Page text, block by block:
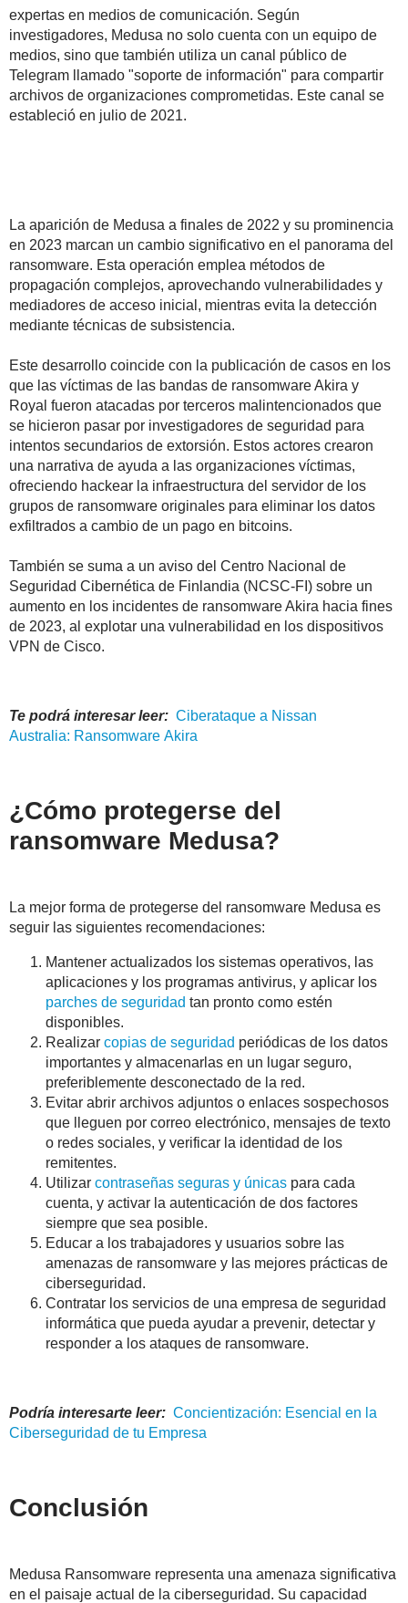
expertas en medios de comunicación. Según
investigadores, Medusa no solo cuenta con un equipo de
medios, sino que también utiliza un canal público de
Telegram llamado "soporte de información" para compartir
archivos de organizaciones comprometidas. Este canal se
estableció en julio de 2021.
La aparición de Medusa a finales de 2022 y su prominencia
en 2023 marcan un cambio significativo en el panorama del
ransomware. Esta operación emplea métodos de
propagación complejos, aprovechando vulnerabilidades y
mediadores de acceso inicial, mientras evita la detección
mediante técnicas de subsistencia.
Este desarrollo coincide con la publicación de casos en los
que las víctimas de las bandas de ransomware Akira y
Royal fueron atacadas por terceros malintencionados que
se hicieron pasar por investigadores de seguridad para
intentos secundarios de extorsión. Estos actores crearon
una narrativa de ayuda a las organizaciones víctimas,
ofreciendo hackear la infraestructura del servidor de los
grupos de ransomware originales para eliminar los datos
exfiltrados a cambio de un pago en bitcoins.
También se suma a un aviso del Centro Nacional de
Seguridad Cibernética de Finlandia (NCSC-FI) sobre un
aumento en los incidentes de ransomware Akira hacia fines
de 2023, al explotar una vulnerabilidad en los dispositivos
VPN de Cisco.
Te podrá interesar leer: Ciberataque a Nissan
Australia: Ransomware Akira
¿Cómo protegerse del
ransomware Medusa?
La mejor forma de protegerse del ransomware Medusa es
seguir las siguientes recomendaciones:
Mantener actualizados los sistemas operativos, las
aplicaciones y los programas antivirus, y aplicar los
parches de seguridad tan pronto como estén
disponibles.
Realizar copias de seguridad periódicas de los datos
importantes y almacenarlas en un lugar seguro,
preferiblemente desconectado de la red.
Evitar abrir archivos adjuntos o enlaces sospechosos
que lleguen por correo electrónico, mensajes de texto
o redes sociales, y verificar la identidad de los
remitentes.
Utilizar contraseñas seguras y únicas para cada
cuenta, y activar la autenticación de dos factores
siempre que sea posible.
Educar a los trabajadores y usuarios sobre las
amenazas de ransomware y las mejores prácticas de
ciberseguridad.
Contratar los servicios de una empresa de seguridad
informática que pueda ayudar a prevenir, detectar y
responder a los ataques de ransomware.
Podría interesarte leer: Concientización: Esencial en la
Ciberseguridad de tu Empresa
Conclusión
Medusa Ransomware representa una amenaza significativa
en el paisaje actual de la ciberseguridad. Su capacidad